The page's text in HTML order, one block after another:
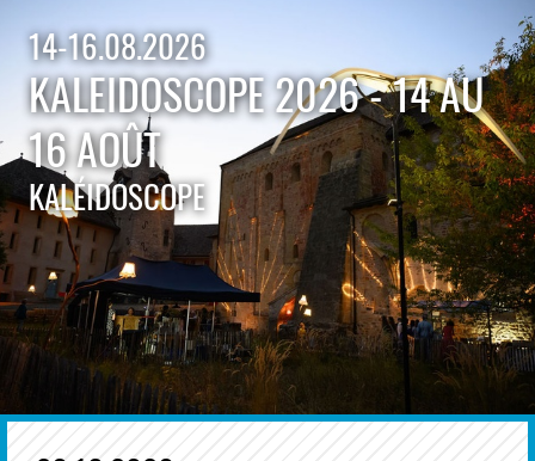
14-16.08.2026
KALEIDOSCOPE 2026 - 14 AU
16 AOÛT
KALÉIDOSCOPE